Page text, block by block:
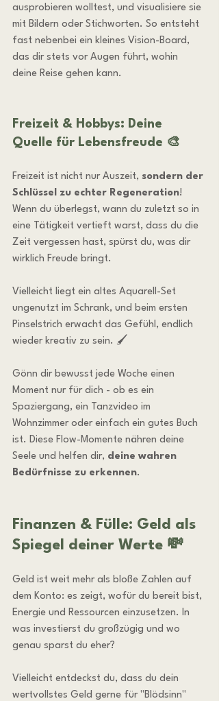
ausprobieren wolltest, und visualisiere sie
mit Bildern oder Stichworten. So entsteht
fast nebenbei ein kleines Vision-Board,
das dir stets vor Augen führt, wohin
deine Reise gehen kann.
Freizeit & Hobbys: Deine
Quelle für Lebensfreude 🎨
Freizeit ist nicht nur Auszeit, sondern der
Schlüssel zu echter Regeneration!
Wenn du überlegst, wann du zuletzt so in
eine Tätigkeit vertieft warst, dass du die
Zeit vergessen hast, spürst du, was dir
wirklich Freude bringt.
Vielleicht liegt ein altes Aquarell-Set
ungenutzt im Schrank, und beim ersten
Pinselstrich erwacht das Gefühl, endlich
wieder kreativ zu sein. 🖌️
Gönn dir bewusst jede Woche einen
Moment nur für dich - ob es ein
Spaziergang, ein Tanzvideo im
Wohnzimmer oder einfach ein gutes Buch
ist. Diese Flow-Momente nähren deine
Seele und helfen dir, deine wahren
Bedürfnisse zu erkennen.
Finanzen & Fülle: Geld als
Spiegel deiner Werte 💸
Geld ist weit mehr als bloße Zahlen auf
dem Konto: es zeigt, wofür du bereit bist,
Energie und Ressourcen einzusetzen. In
was investierst du großzügig und wo
genau sparst du eher?
Vielleicht entdeckst du, dass du dein
wertvollstes Geld gerne für "Blödsinn"